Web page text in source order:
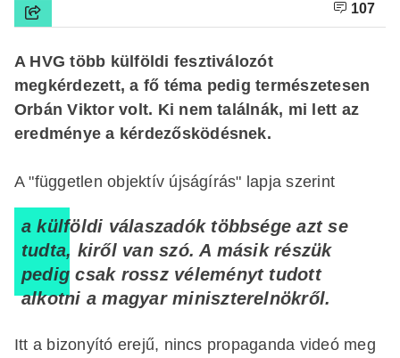
107
A HVG több külföldi fesztiválozót
megkérdezett, a fő téma pedig természetesen
Orbán Viktor volt. Ki nem találnák, mi lett az
eredménye a kérdezősködésnek.
A "független objektív újságírás" lapja szerint
a külföldi válaszadók többsége azt se
tudta, kiről van szó. A másik részük
pedig csak rossz véleményt tudott
alkotni a magyar miniszterelnökről.
Itt a bizonyító erejű, nincs propaganda videó meg